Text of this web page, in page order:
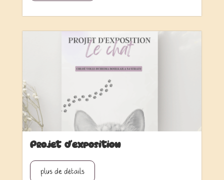
Projet d’exposition
plus de détails